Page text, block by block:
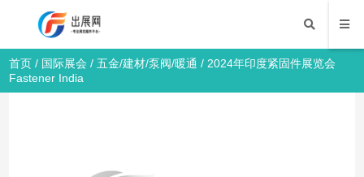
首页 / 国际展会 /五金/建材/泵阀/暖通 / 2024年印度紧固件展览会
Fastener India